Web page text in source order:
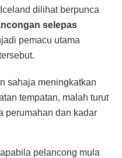
dilihat berpunca
selepas
pemacu utama
sahaja meningkatkan
tempatan, malah turut
perumahan dan kadar
pelancong mula